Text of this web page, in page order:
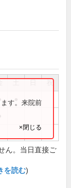
祝
す。来院前
×閉じる
ん。当日直接ご
を読む)